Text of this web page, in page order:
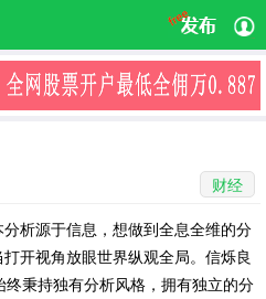
财经
析源于信息，想做到全息全维的分
开视角放眼世界纵观全局。信烁良
秉持独有分析风格，拥有独立的分